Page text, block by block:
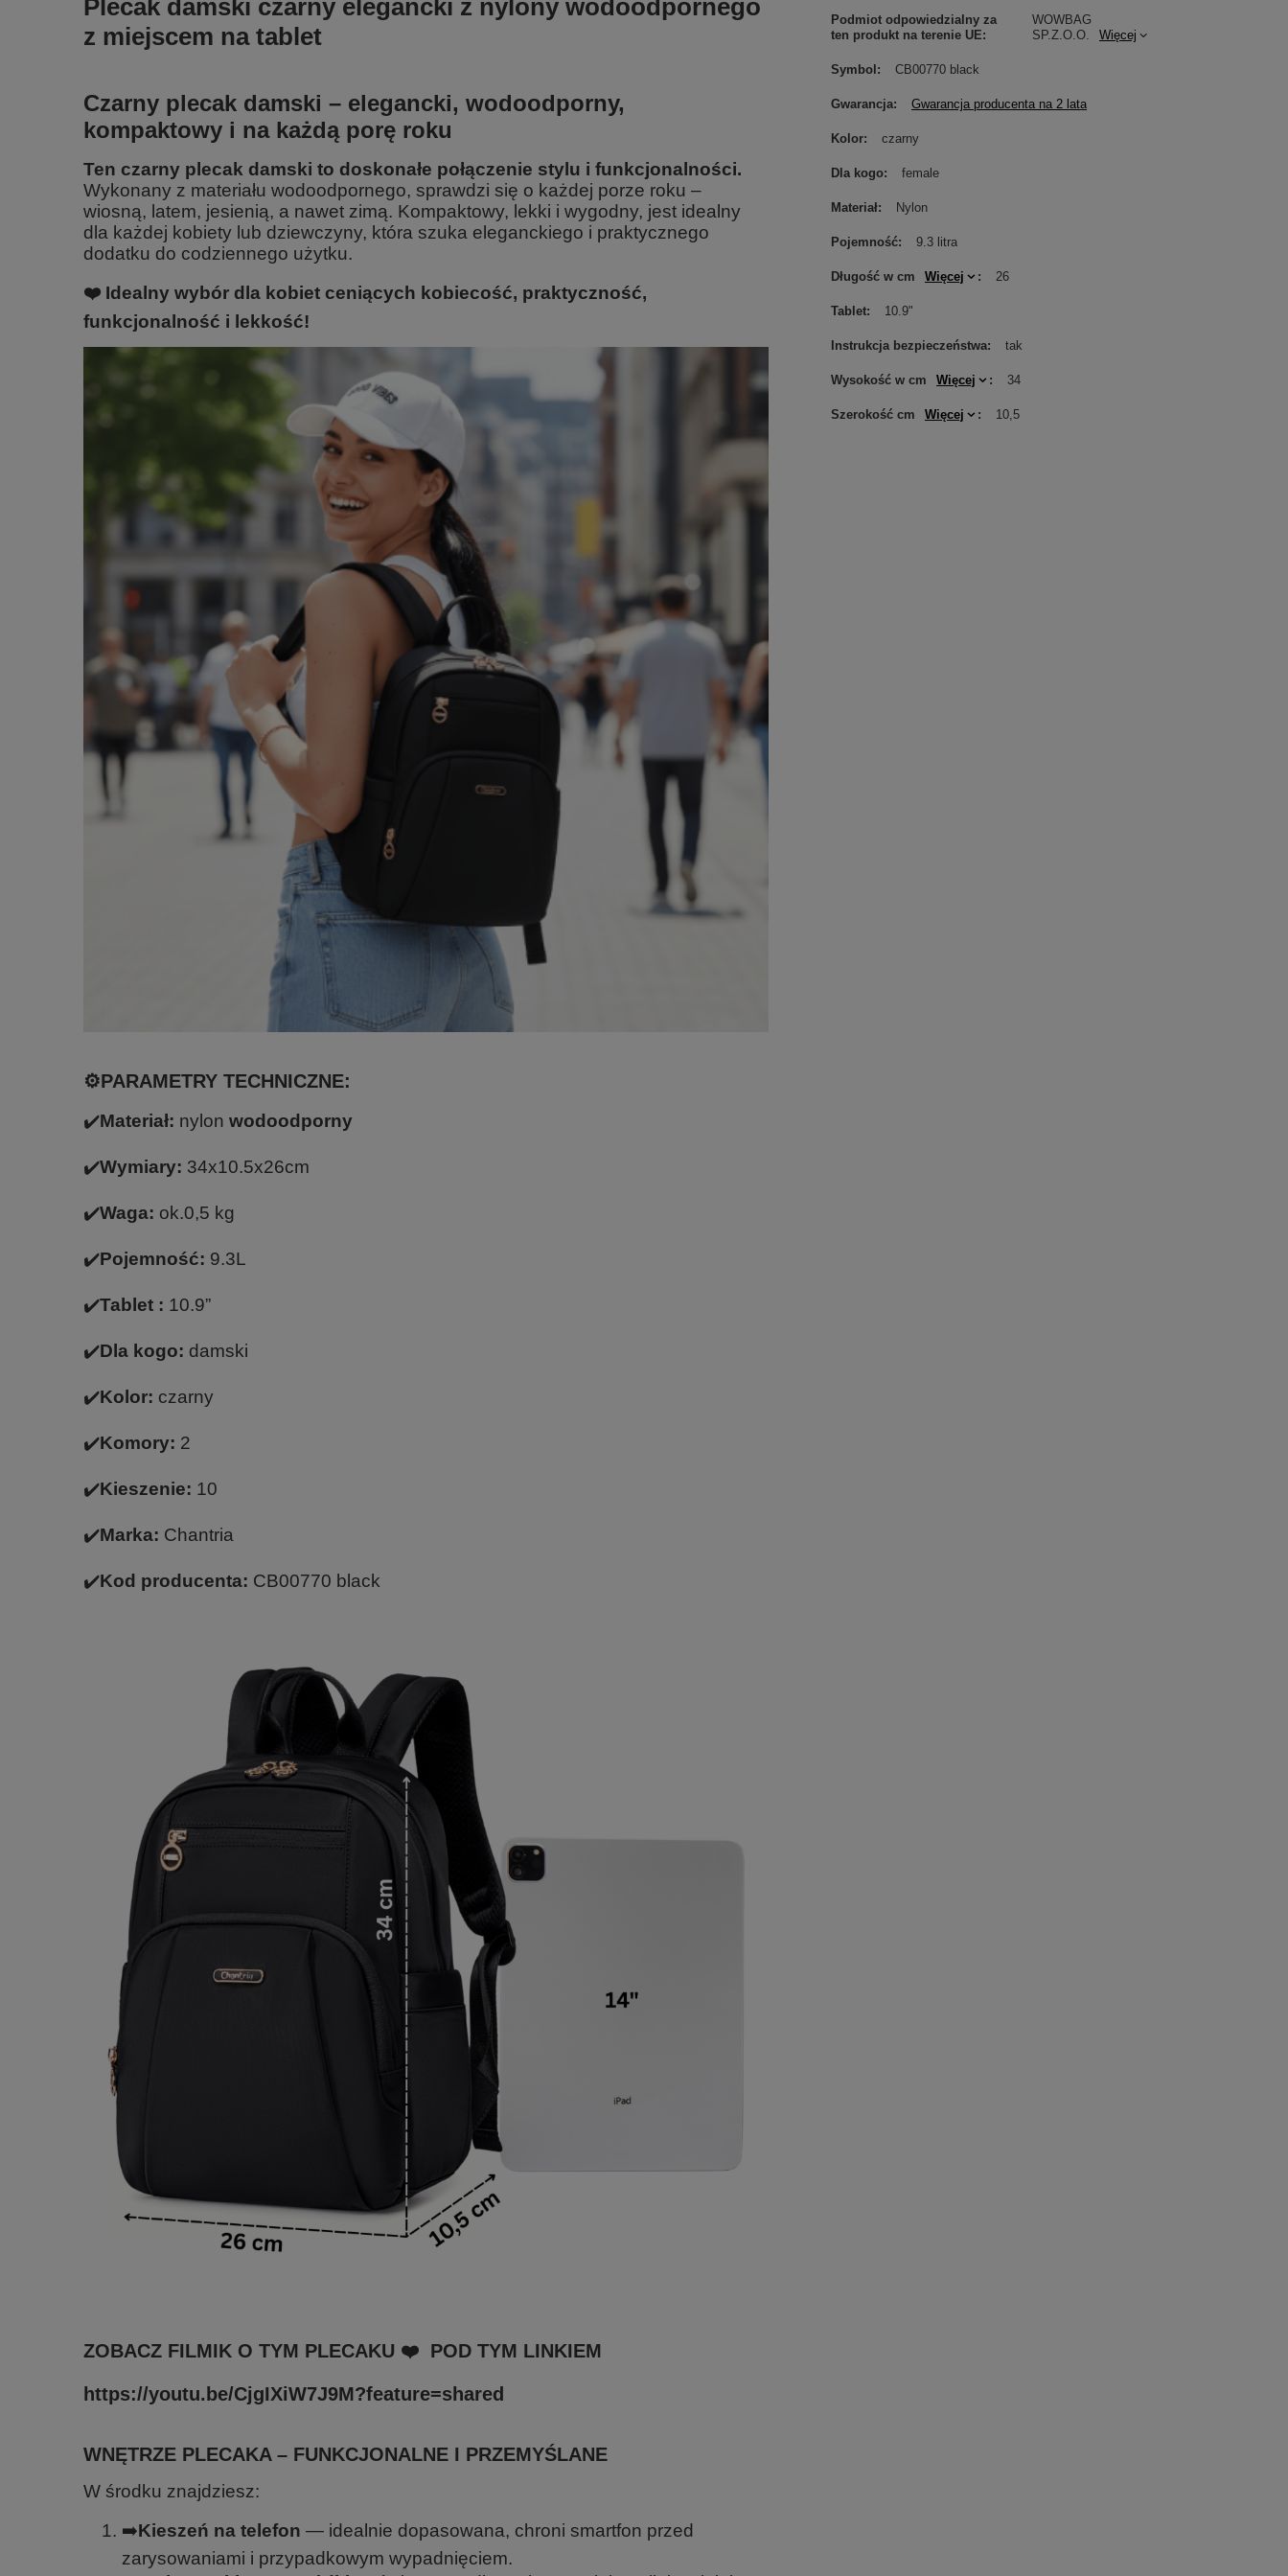
Plecak damski czarny elegancki z nylony wodoodpornego
z miejscem na tablet
Czarny plecak damski – elegancki, wodoodporny,
kompaktowy i na każdą porę roku
Ten czarny plecak damski to doskonałe połączenie stylu i funkcjonalności.
Wykonany z materiału wodoodpornego, sprawdzi się o każdej porze roku –
wiosną, latem, jesienią, a nawet zimą. Kompaktowy, lekki i wygodny, jest idealny
dla każdej kobiety lub dziewczyny, która szuka eleganckiego i praktycznego
dodatku do codziennego użytku.
❤️ Idealny wybór dla kobiet ceniących kobiecość, praktyczność,
funkcjonalność i lekkość!
⚙️PARAMETRY TECHNICZNE:
✔️Materiał: nylon wodoodporny
✔️Wymiary: 34x10.5x26cm
✔️Waga: ok.0,5 kg
✔️Pojemność: 9.3L
✔️Tablet : 10.9”
✔️Dla kogo: damski
✔️Kolor: czarny
✔️Komory: 2
✔️Kieszenie: 10
✔️Marka: Chantria
✔️Kod producenta: CB00770 black
ZOBACZ FILMIK O TYM PLECAKU ❤️ POD TYM LINKIEM
https://youtu.be/CjgIXiW7J9M?feature=shared
WNĘTRZE PLECAKA – FUNKCJONALNE I PRZEMYŚLANE
W środku znajdziesz:
➡️Kieszeń na telefon — idealnie dopasowana, chroni smartfon przed
zarysowaniami i przypadkowym wypadnięciem.
Podmiot odpowiedzialny za
ten produkt na terenie UE
WOWBAG
SP.Z.O.O.
Więcej
Symbol CB00770 black
Gwarancja Gwarancja producenta na 2 lata
Kolor czarny
Dla kogo female
Materiał Nylon
Pojemność 9.3 litra
Długość w cm Więcej 26
Tablet 10.9"
Instrukcja bezpieczeństwa tak
Wysokość w cm Więcej 34
Szerokość cm Więcej 10,5